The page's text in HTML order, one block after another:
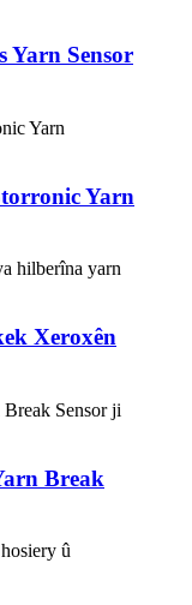
Yarn Sensor
Yarn
Xeroxên
Break